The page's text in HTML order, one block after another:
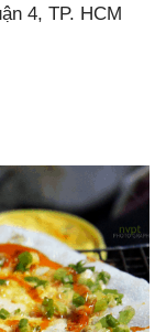
4, TP. HCM